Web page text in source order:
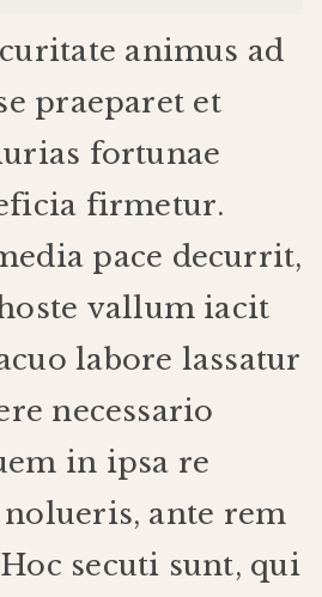
animus ad
praeparet et
fortunae
firmetur.
pace decurrit,
vallum iacit
labore lassatur
necessario
in ipsa re
nolueris, ante rem
Hoc secuti sunt, qui